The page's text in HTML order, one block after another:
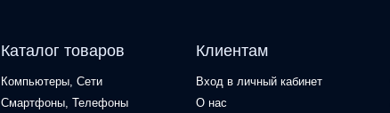
Каталог товаров
Компьютеры, Сети
Смартфоны, Телефоны
Клиентам
Вход в личный кабинет
О нас